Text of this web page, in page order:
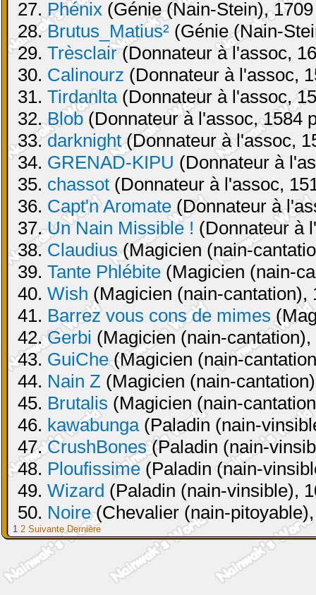
27. Phénix (Génie (Nain-Stein),
28.Brutus_Matius² (Génie (Nain-
29. Trèsclair(Donnateur à l'assoc,
30. Calinourz (Donnateur à l'assoc,
31. Tirdanlta(Donnateur à l'assoc,
32.Blob (Donnateur à l'assoc, 1584
33.darknight(Donnateur à l'assoc,
34. GRENAD-KIPU (Donnateur à
35. chassot (Donnateur à l'assoc,
36. Capt'n Aromate(Donnateur à
37.Un Nain Missible ! (Donnateur à
38.Claudius(Magicien (nain-
39. Tante Phlébite (Magicien (nain-
40. Wish (Magicien (nain-cantation),
41. Barrez vous cons de mimes
42.Gerbi (Magicien (nain-
43. GuiChe(Magicien (nain-
44. Nain Z (Magicien (nain-
45. Brutalis (Magicien (nain-
46. kawabunga(Paladin (nain-
47.CrushBones(Paladin (nain-
48. Ploufissime (Paladin (nain-
49. Wizard (Paladin (nain-vinsible),
50. Noire(Chevalier (nain-
1 2 Suivante Dernière